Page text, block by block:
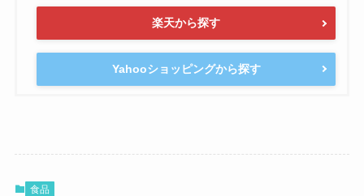
楽天から探す
Yahooショッピングから探す
食品